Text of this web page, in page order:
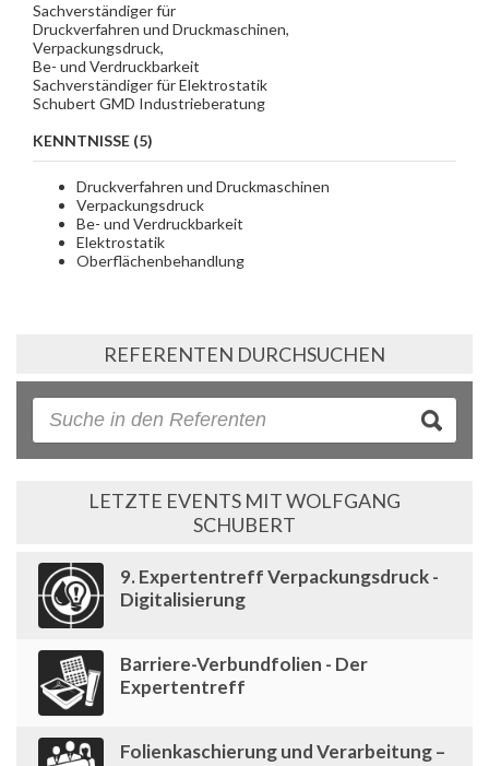
Sachverständiger für
Druckverfahren und Druckmaschinen,
Verpackungsdruck,
Be- und Verdruckbarkeit
Sachverständiger für Elektrostatik
Schubert GMD Industrieberatung
KENNTNISSE (5)
Druckverfahren und Druckmaschinen
Verpackungsdruck
Be- und Verdruckbarkeit
Elektrostatik
Oberflächenbehandlung
REFERENTEN DURCHSUCHEN
LETZTE EVENTS MIT WOLFGANG
SCHUBERT
9. Expertentreff Verpackungsdruck -
Digitalisierung
Barriere-Verbundfolien - Der
Expertentreff
Folienkaschierung und Verarbeitung –